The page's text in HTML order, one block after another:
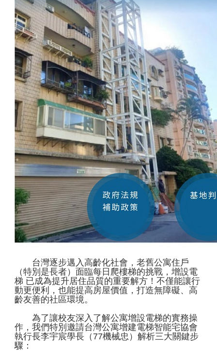
台灣逐步邁入高齡化社會，老舊公寓住戶
（特別是長者）面臨每日爬樓梯的挑戰，增設電
梯 已成為提升居住品質的重要解方！不僅能讓行
動更便利，也能提高房屋價值，打造無障礙、高
齡友善的社區環境。
為了讓校友深入了解公寓增設電梯的實務操
作，我們特別邀請台灣公寓增建電梯智能宅協會
執行長李宇宸學長（77機械忠）解析三大關鍵步
驟：